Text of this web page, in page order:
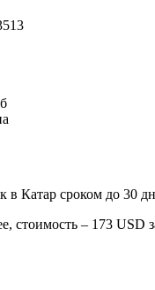
в Катар сроком до 30
стоимость – 173 USD